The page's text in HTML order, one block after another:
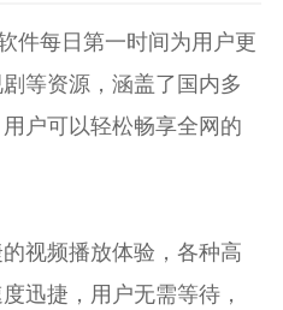
每日第一时间为用户更
等资源，涵盖了国内多
户可以轻松畅享全网的
频播放体验，各种高
迅捷，用户无需等待，